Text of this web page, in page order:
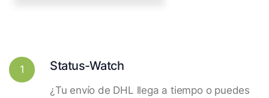
1 Status-Watch
¿Tu envío de DHL llega a tiempo o puedes